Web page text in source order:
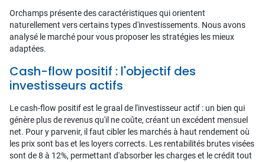
Orchamps présente des caractéristiques qui orientent
naturellement vers certains types d'investissements. Nous avons
analysé le marché pour vous proposer les stratégies les mieux
adaptées.
Cash-flow positif : l'objectif des
investisseurs actifs
Le cash-flow positif est le graal de l'investisseur actif : un bien qui
génère plus de revenus qu'il ne coûte, créant un excédent mensuel
net. Pour y parvenir, il faut cibler les marchés à haut rendement où
les prix sont bas et les loyers corrects. Les rentabilités brutes visées
sont de 8 à 12%, permettant d'absorber les charges et le crédit tout